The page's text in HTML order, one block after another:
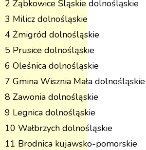
2 Ząbkowice Śląskie dolnośląskie
3 Milicz dolnośląskie
4 Żmigród dolnośląskie
5 Prusice dolnośląskie
6 Oleśnica dolnośląskie
7 Gmina Wisznia Mała dolnośląskie
8 Zawonia dolnośląskie
9 Legnica dolnośląskie
10 Wałbrzych dolnośląskie
11 Brodnica kujawsko-pomorskie